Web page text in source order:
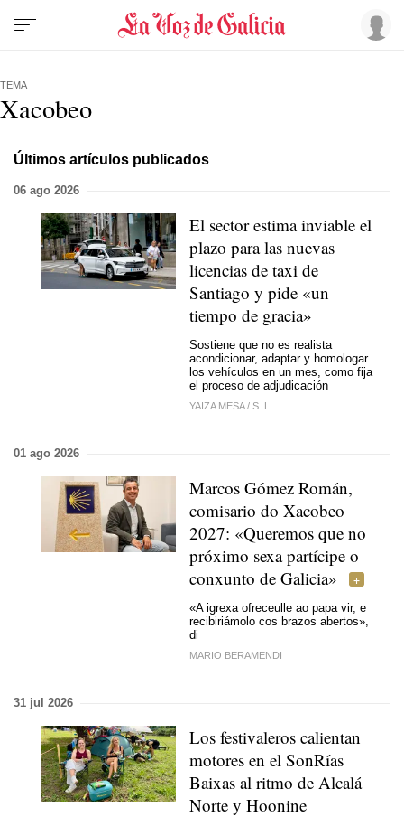
TEMA
Xacobeo
Últimos artículos publicados
06 ago 2026
El sector estima inviable el
plazo para las nuevas
licencias de taxi de
Santiago y pide «un
tiempo de gracia»
Sostiene que no es realista
acondicionar, adaptar y homologar
los vehículos en un mes, como fija
el proceso de adjudicación
YAIZA MESA/ S. L.
01 ago 2026
Marcos Gómez Román,
comisario do Xacobeo
2027: «Queremos que no
próximo sexa partícipe o
conxunto de Galicia»
«A igrexa ofreceulle ao papa vir, e
recibiriámolo cos brazos abertos»,
di
MARIO BERAMENDI
31 jul 2026
Los festivaleros calientan
motores en el SonRías
Baixas al ritmo de Alcalá
Norte y Hoonine